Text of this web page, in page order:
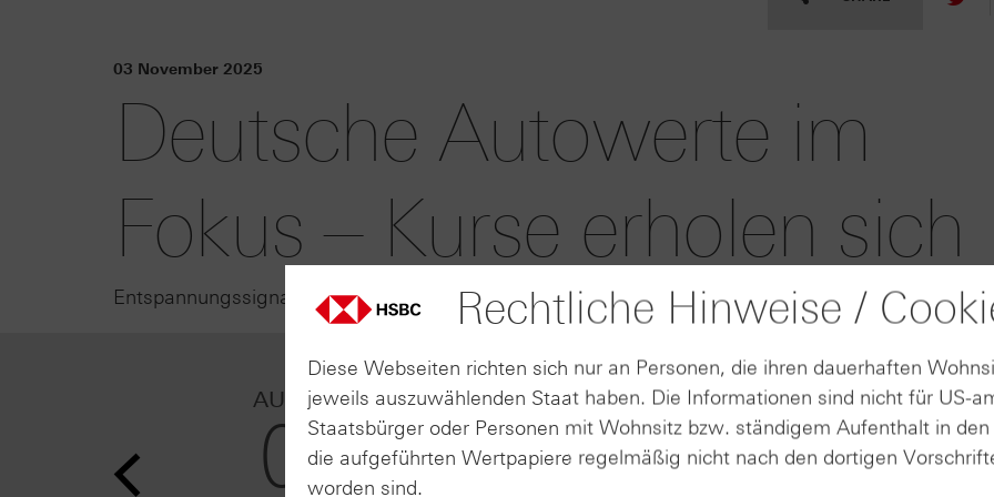
03 November 2025
Deutsche Autowerte im
Fokus – Kurse erholen sich
Entspannungssignale aus Peking sorgen auch bei Volkswagen für Kursgewinne.
AUGUST
06
06.08.2026 |
11:30
Siemens hebt
nach starkem
dritten Quartal
AUGUST
05
05.08.2026 |
15:30
Fresenius hebt
nach dem
Rechtliche Hinweise /
Diese Webseiten richten sich nur an Personen, die ihren dauerhaften
jeweils auszuwählenden Staat haben. Die Informationen sind nicht für US-
Staatsbürger oder Personen mit Wohnsitz bzw. ständigem Aufenthalt in
die aufgeführten Wertpapiere regelmäßig nicht nach den dortigen
worden sind.